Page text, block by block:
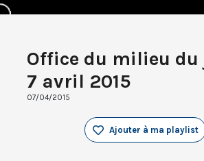
Office du milieu
7 avril 2015
07/04/2015
Ajouter à ma playlist